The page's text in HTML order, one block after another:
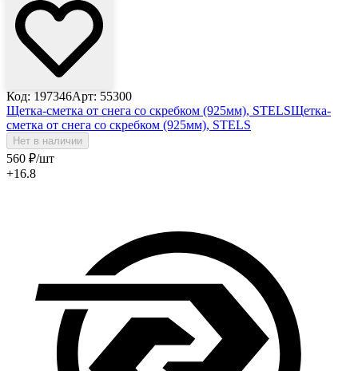
Код: 197346Арт: 55300
Щетка-сметка от снега со скребком (925мм), STELSЩетка-
сметка от снега со скребком (925мм), STELS
Нет в наличии
560 ₽/шт
+16.8